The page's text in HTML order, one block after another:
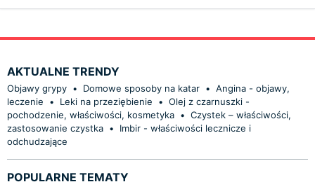
AKTUALNE TRENDY
Objawy grypy • Domowe sposoby na katar • Angina - objawy,
leczenie
• Leki na przeziębienie • Olej z czarnuszki -
pochodzenie, właściwości, kosmetyka • Czystek – właściwości,
zastosowanie czystka •
Imbir - właściwości lecznicze i
odchudzające
POPULARNE TEMATY